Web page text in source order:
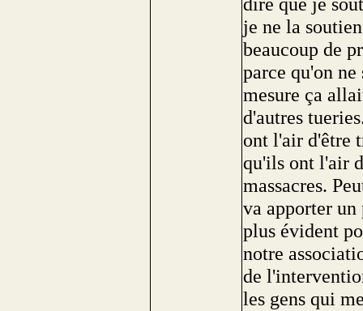
je ne la
beaucoup de
parce qu'on
mesure ça
d'autres
ont l'air d'être
qu'ils ont l'air
massacres.
va apporter un
plus évident
notre
de
les gens qui